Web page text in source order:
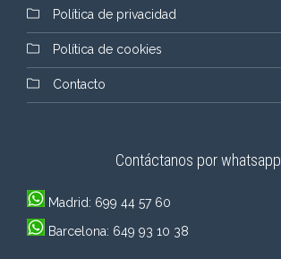
Política de privacidad
Política de cookies
Contacto
Contáctanos por whatsapp
Madrid: 699 44 57 60
Barcelona: 649 93 10 38